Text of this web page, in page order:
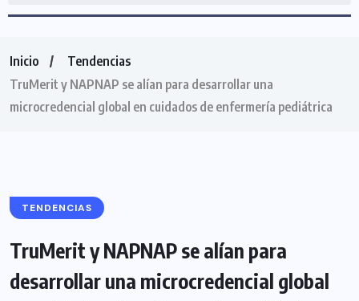
Inicio
Tendencias
TruMerit y NAPNAP se alían para desarrollar una
microcredencial global en cuidados de enfermería pediátrica
TENDENCIAS
TruMerit y NAPNAP se alían para
desarrollar una microcredencial global